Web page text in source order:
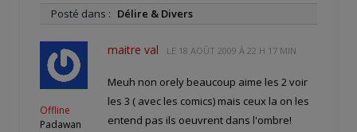
Posté dans : Délire & Divers
Offline
Padawan
maitre val LE 18 AOÛT 2009 À 22 H 17 MIN
Meuh non orely beaucoup aime les 2 voir
les 3 ( avec les comics) mais ceux la on les
entend pas ils oeuvrent dans l'ombre!